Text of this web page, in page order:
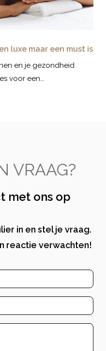
luxe maar een must is
en je gezondheid
voor een...
VRAAG?
met ons op
in en stel je vraag.
reactie verwachten!